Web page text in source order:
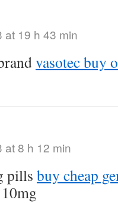
at 19 h 43 min
vasotec buy
at 8 h 12 min
pills buy cheap